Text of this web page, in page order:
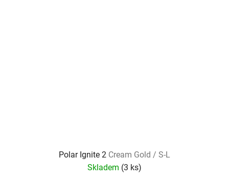
Polar Ignite 2 Cream Gold / S-L
Skladem (3 ks)